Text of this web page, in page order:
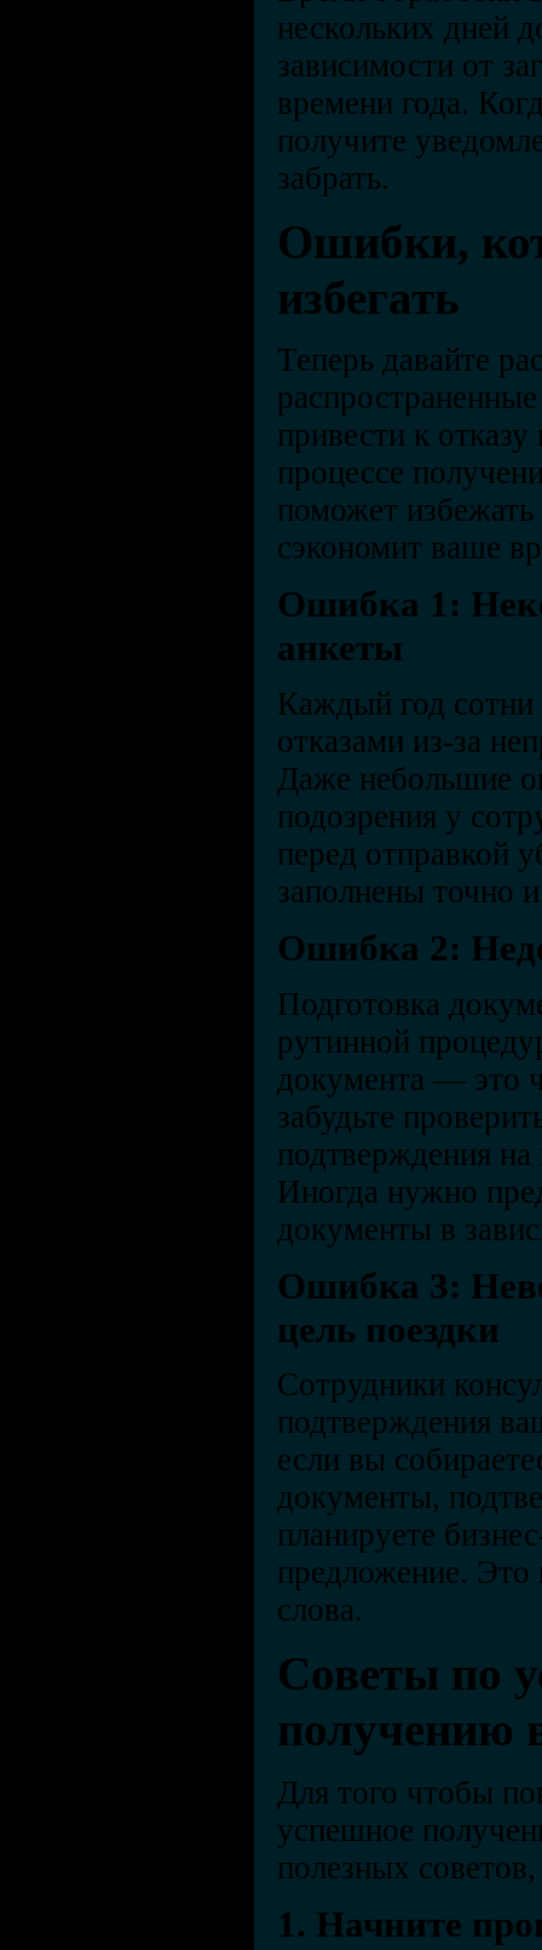
нескольких дней
зависимости от
времени года.
получите
забрать.
Ошибки,
избегать
Теперь давайте
привести к
процессе
поможет
сэкономит ваше
Ошибка 1:
анкеты
Каждый год сотни
отказами из-за
Даже небольшие
подозрения у
перед отправкой
заполнены точно
Ошибка 2:
Подготовка
рутинной
документа — это
забудьте
подтверждения
Иногда нужно
документы в
Ошибка 3:
цель поездки
Сотрудники
подтверждения
если вы
документы,
планируете
предложение. Это
слова.
Советы по
получению
Для того чтобы
успешное
полезных
1. Начните